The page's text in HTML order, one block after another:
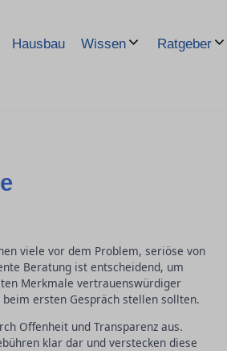
Hausbau Wissen Ratgeber
viele vor dem Problem, seriöse von
Beratung ist entscheidend, um
Merkmale vertrauenswürdiger
ersten Gespräch stellen sollten.
Offenheit und Transparenz aus.
klar dar und verstecken diese